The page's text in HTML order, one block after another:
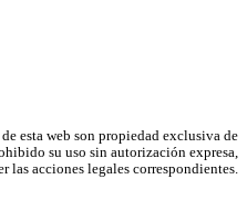
esta web son propiedad exclusiva de
su uso sin autorización expresa,
las acciones legales correspondientes.